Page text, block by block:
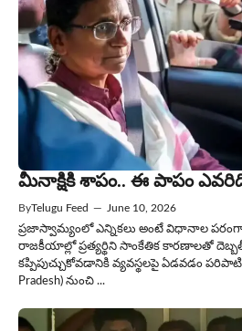
మీనాక్షికి శాపం.. ఈ పాపం
ByTelugu Feed — June 10, 2026
ప్రజాస్వామ్యంలో ఎన్నికలు అంటే విధానాల
రాజకీయాల్లో ప్రత్యర్థిని సాంకేతిక కారణాలతో
కప్పిపుచ్చుకోవడానికి వ్యవస్థలపై ఏడవడం
Pradesh) నుంచి ...